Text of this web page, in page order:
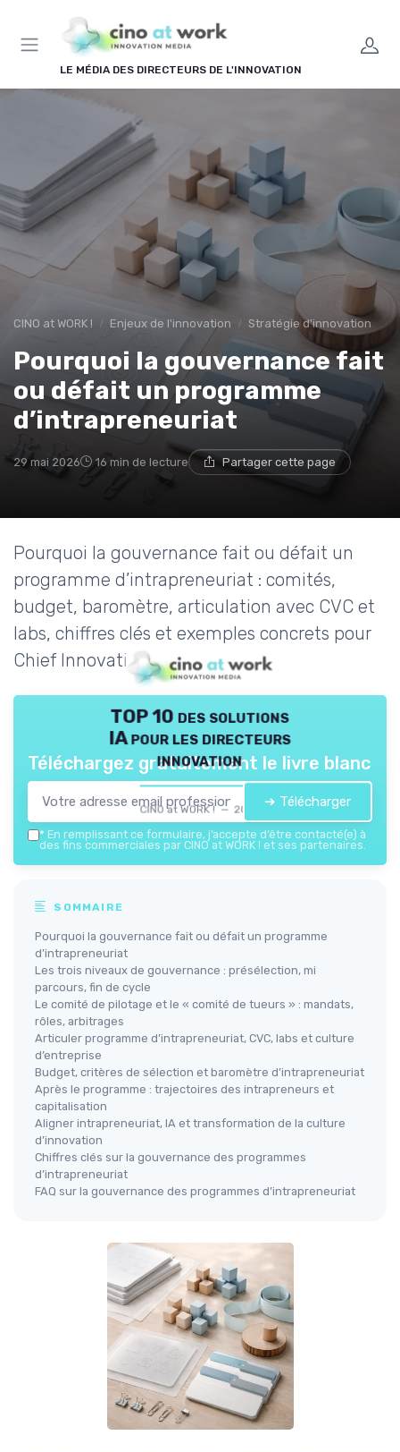
LE MÉDIA DES DIRECTEURS DE L'INNOVATION
CINO at WORK ! Enjeux de l'innovation Stratégie d'innovation
Pourquoi la gouvernance fait
ou défait un programme
d’intrapreneuriat
29 mai 2026 16 min de lecture Partager cette page
Pourquoi la gouvernance fait ou défait un
programme d’intrapreneuriat : comités,
budget, baromètre, articulation avec CVC et
labs, chiffres clés et exemples concrets pour
Chief Innovation Officers.
TOP 10 des solutions
IA pour les directeurs
innovation
CINO at WORK ! — 2026
Téléchargez gratuitement le livre blanc
➔ Télécharger
* En remplissant ce formulaire, j’accepte d’être contacté(e) à
des fins commerciales par CINO at WORK ! et ses partenaires.
SOMMAIRE
Pourquoi la gouvernance fait ou défait un programme
d’intrapreneuriat
Les trois niveaux de gouvernance : présélection, mi
parcours, fin de cycle
Le comité de pilotage et le « comité de tueurs » : mandats,
rôles, arbitrages
Articuler programme d’intrapreneuriat, CVC, labs et culture
d’entreprise
Budget, critères de sélection et baromètre d’intrapreneuriat
Après le programme : trajectoires des intrapreneurs et
capitalisation
Aligner intrapreneuriat, IA et transformation de la culture
d’innovation
Chiffres clés sur la gouvernance des programmes
d’intrapreneuriat
FAQ sur la gouvernance des programmes d’intrapreneuriat